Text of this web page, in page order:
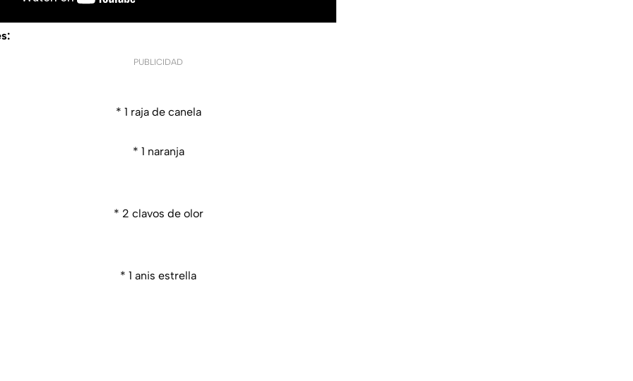
PUBLICIDAD
* 1 raja de canela
* 1 naranja
* 2 clavos de olor
* 1 anis estrella